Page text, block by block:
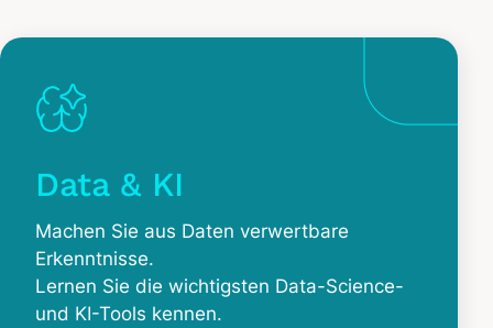
Data & KI
Machen Sie aus Daten verwertbare
Erkenntnisse.
Lernen Sie die wichtigsten Data-Science-
und KI-Tools kennen.